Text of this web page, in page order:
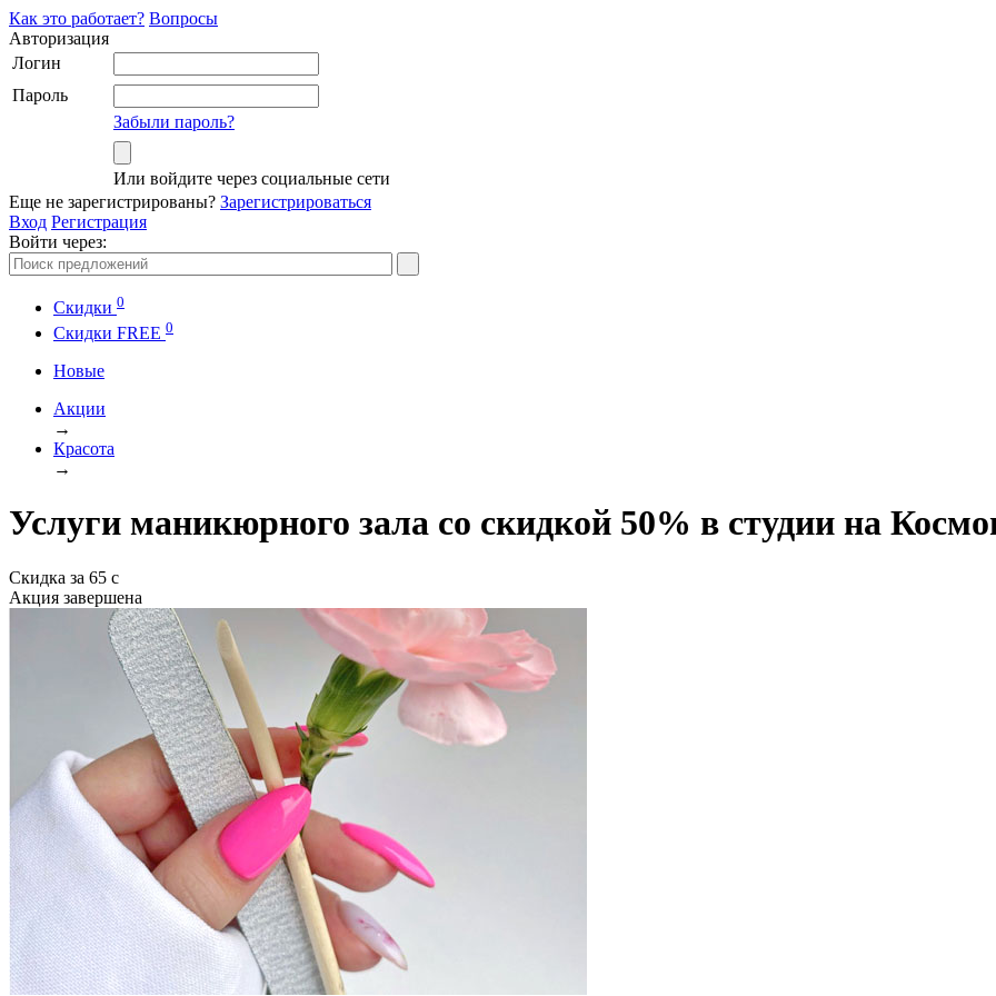
Как это работает? Вопросы
Авторизация
Логин
Пароль
Забыли пароль?
Или войдите через социальные сети
Еще не зарегистрированы? Зарегистрироваться
Вход Регистрация
Войти через:
Скидки 0
Cкидки FREE 0
Новые
Акции
→
Красота
→
Услуги маникюрного зала со скидкой 50% в студии на
Скидка за 65 c
Акция завершена